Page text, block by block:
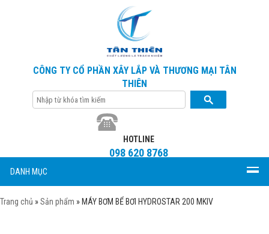
CÔNG TY CỔ PHẦN XÂY LẮP VÀ THƯƠNG MẠI TÂN
THIÊN
HOTLINE
098 620 8768
DANH MỤC
Trang chủ »Sản phẩm » MÁY BƠM BỂ BƠI HYDROSTAR 200 MKIV